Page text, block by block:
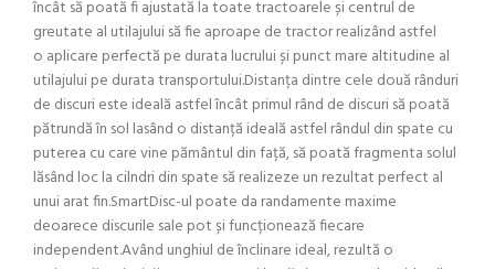
încât să poată fi ajustată la toate tractoarele și centrul de
greutate al utilajului să fie aproape de tractor realizând astfel
o aplicare perfectă pe durata lucrului și punct mare altitudine al
utilajului pe durata transportului.Distanța dintre cele două rânduri
de discuri este ideală astfel încât primul rând de discuri să poată
pătrundă în sol lasând o distanță ideală astfel rândul din spate cu
puterea cu care vine pământul din față, să poată fragmenta solul
lăsând loc la cilndri din spate să realizeze un rezultat perfect al
unui arat fin.SmartDisc-ul poate da randamente maxime
deoarece discurile sale pot și funcționează fiecare
independent.Având unghiul de înclinare ideal, rezultă o